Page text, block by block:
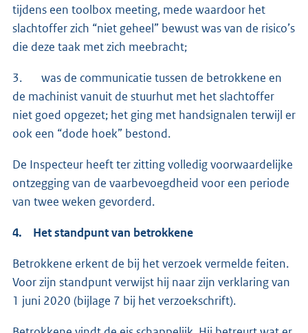
tijdens een toolbox meeting, mede waardoor het
slachtoffer zich “niet geheel” bewust was van de risico’s
die deze taak met zich meebracht;
3. was de communicatie tussen de betrokkene en
de machinist vanuit de stuurhut met het slachtoffer
niet goed opgezet; het ging met handsignalen terwijl er
ook een “dode hoek” bestond.
De Inspecteur heeft ter zitting volledig voorwaardelijke
ontzegging van de vaarbevoegdheid voor een periode
van twee weken gevorderd.
4. Het standpunt van betrokkene
Betrokkene erkent de bij het verzoek vermelde feiten.
Voor zijn standpunt verwijst hij naar zijn verklaring van
1 juni 2020 (bijlage 7 bij het verzoekschrift).